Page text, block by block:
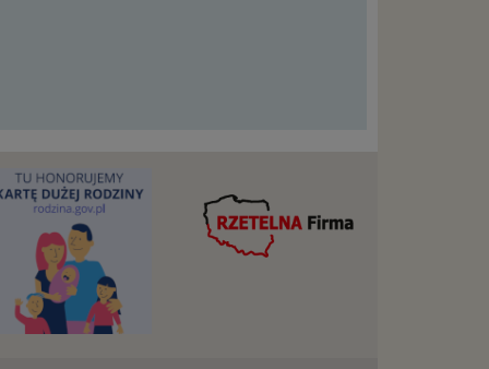
na
o
konto,
Ciebie
Ci
Ta